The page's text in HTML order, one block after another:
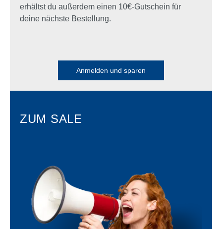
erhältst du außerdem einen 10€-Gutschein für
deine nächste Bestellung.
Anmelden und sparen
ZUM SALE